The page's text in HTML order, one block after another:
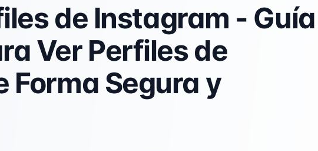
de Instagram - Guía
Ver Perfiles de
Forma Segura y